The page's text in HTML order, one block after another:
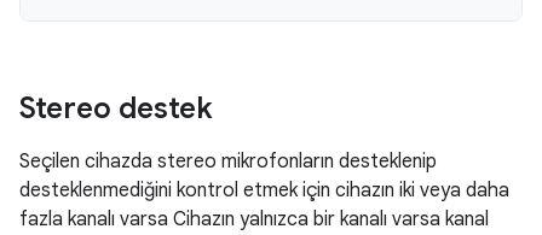
Stereo destek
Seçilen cihazda stereo mikrofonların desteklenip
desteklenmediğini kontrol etmek için cihazın iki veya daha
fazla kanalı varsa Cihazın yalnızca bir kanalı varsa kanal